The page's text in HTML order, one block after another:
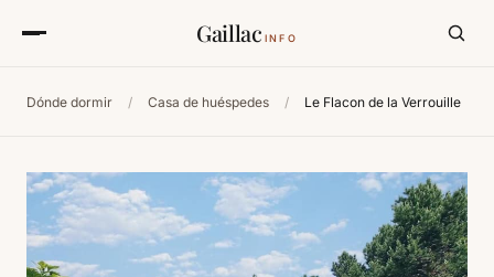
Gaillac INFO
Dónde dormir / Casa de huéspedes / Le Flacon de la Verrouille